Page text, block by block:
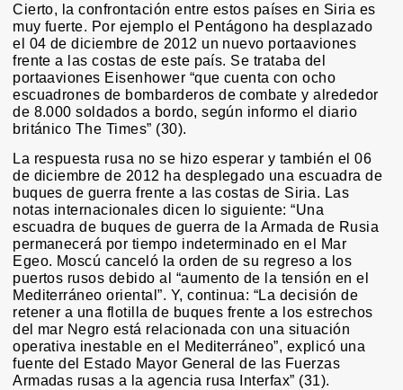
Cierto, la confrontación entre estos países en Siria es
muy fuerte. Por ejemplo el Pentágono ha desplazado
el 04 de diciembre de 2012 un nuevo portaaviones
frente a las costas de este país. Se trataba del
portaaviones Eisenhower “que cuenta con ocho
escuadrones de bombarderos de combate y alrededor
de 8.000 soldados a bordo, según informo el diario
británico The Times” (30).
La respuesta rusa no se hizo esperar y también el 06
de diciembre de 2012 ha desplegado una escuadra de
buques de guerra frente a las costas de Siria. Las
notas internacionales dicen lo siguiente: “Una
escuadra de buques de guerra de la Armada de Rusia
permanecerá por tiempo indeterminado en el Mar
Egeo. Moscú canceló la orden de su regreso a los
puertos rusos debido al “aumento de la tensión en el
Mediterráneo oriental”. Y, continua: “La decisión de
retener a una flotilla de buques frente a los estrechos
del mar Negro está relacionada con una situación
operativa inestable en el Mediterráneo”, explicó una
fuente del Estado Mayor General de las Fuerzas
Armadas rusas a la agencia rusa Interfax” (31).